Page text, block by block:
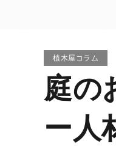
植木屋コラム
庭の
ー人